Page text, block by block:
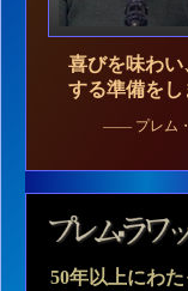
喜びを味わ
する準備をし
—— プレム・
50年以上にわ